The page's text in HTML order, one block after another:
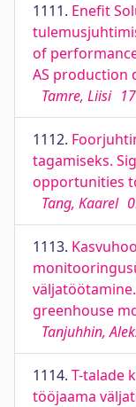
1111. Enefit
of
AS production
Tamre, Liisi
1112.
tagamiseks.
opportunities
Tang, Kaarel
1113.
greenhouse
Tanjuhhin,
1114. T-talade
tööjaama